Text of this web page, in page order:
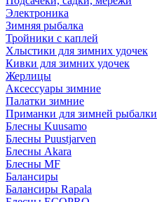
Электроника
Зимняя рыбалка
Тройники с каплей
Хлыстики для зимних удочек
Кивки для зимних удочек
Жерлицы
Аксессуары зимние
Палатки зимние
Приманки для зимней рыбалки
Блесны Kuusamo
Блесны Puustjarven
Блесны Akara
Блесны MF
Балансиры
Балансиры Rapala